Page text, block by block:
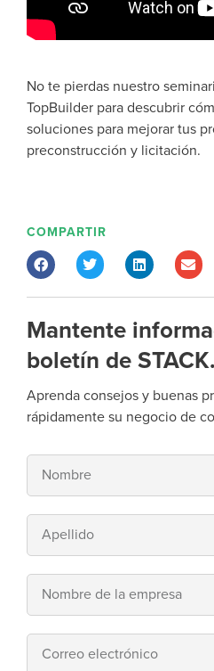
No te pierdas nuestro
TopBuilder para descubrir
soluciones para mejorar tus
preconstrucción y licitación.
COMPARTIR
Mantente
boletín de STACK.
Aprenda consejos y buenas
rápidamente su negocio de